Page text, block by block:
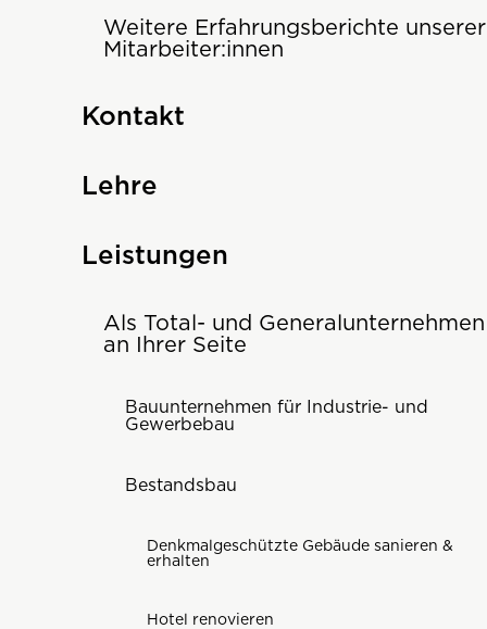
Weitere Erfahrungsberichte unserer
Mitarbeiter:innen
Kontakt
Lehre
Leistungen
Als Total- und Generalunternehmen
an Ihrer Seite
Bauunternehmen für Industrie- und
Gewerbebau
Bestandsbau
Denkmalgeschützte Gebäude sanieren &
erhalten
Hotel renovieren